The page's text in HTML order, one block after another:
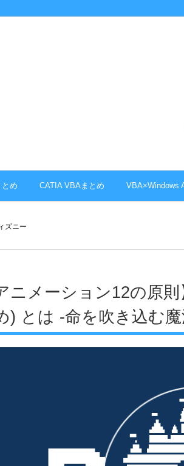
め CATIA VBAまとめ VBA×Windows
ズニー
ニメーション12の原
) とは -命を吹き込む